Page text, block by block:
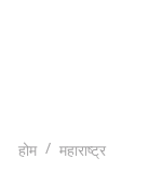
होम महाराष्ट्र